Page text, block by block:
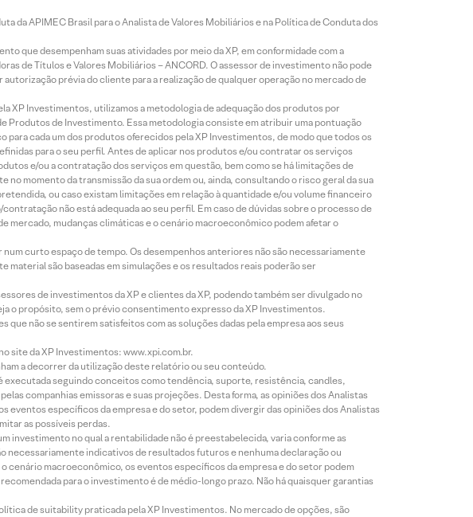
da APIMEC Brasil para o Analista de Valores Mobiliários e na Política de Conduta dos
que desempenham suas atividades por meio da XP, em conformidade com a
de Títulos e Valores Mobiliários – ANCORD. O assessor de investimento não pode
prévia do cliente para a realização de qualquer operação no mercado de
XP Investimentos, utilizamos a metodologia de adequação dos produtos por
Produtos de Investimento. Essa metodologia consiste em atribuir uma pontuação
para cada um dos produtos oferecidos pela XP Investimentos, de modo que todos os
para o seu perfil. Antes de aplicar nos produtos e/ou contratar os serviços
e/ou a contratação dos serviços em questão, bem como se há limitações de
momento da transmissão da sua ordem ou, ainda, consultando o risco geral da sua
ou caso existam limitações em relação à quantidade e/ou volume financeiro
não está adequada ao seu perfil. Em caso de dúvidas sobre o processo de
mercado, mudanças climáticas e o cenário macroeconômico podem afetar o
curto espaço de tempo. Os desempenhos anteriores não são necessariamente
são baseadas em simulações e os resultados reais poderão ser
de investimentos da XP e clientes da XP, podendo também ser divulgado no
o propósito, sem o prévio consentimento expresso da XP Investimentos.
não se sentirem satisfeitos com as soluções dadas pela empresa aos seus
site da XP Investimentos: www.xpi.com.br.
a decorrer da utilização deste relatório ou seu conteúdo.
executada seguindo conceitos como tendência, suporte, resistência, candles,
companhias emissoras e suas projeções. Desta forma, as opiniões dos Analistas
específicos da empresa e do setor, podem divergir das opiniões dos Analistas
as possíveis perdas.
investimento no qual a rentabilidade não é preestabelecida, varia conforme as
necessariamente indicativos de resultados futuros e nenhuma declaração ou
cenário macroeconômico, os eventos específicos da empresa e do setor podem
para o investimento é de médio-longo prazo. Não há quaisquer garantias
de suitability praticada pela XP Investimentos. No mercado de opções, são